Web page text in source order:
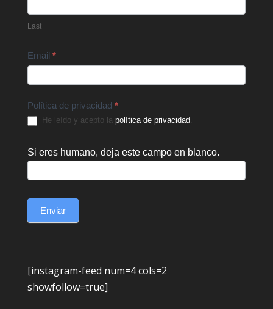
Last
Email *
Política de privacidad *
He leído y acepto la política de privacidad.
Si eres humano, deja este campo en blanco.
Enviar
[instagram-feed num=4 cols=2
showfollow=true]